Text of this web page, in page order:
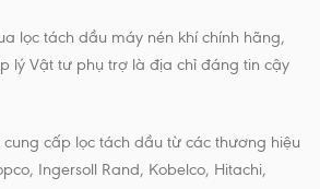
lọc tách dầu máy nén khí chính hãng,
lý Vật tư phụ trợ là địa chỉ đáng tin cậy
cấp lọc tách dầu từ các thương hiệu
Ingersoll Rand, Kobelco, Hitachi,